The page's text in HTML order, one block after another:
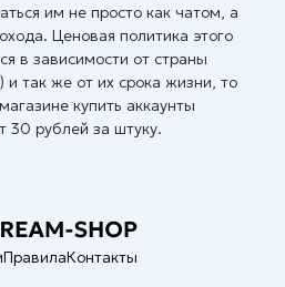
им не просто как чатом, а
Ценовая политика этого
в зависимости от страны
и так же от их срока жизни, то
купить аккаунты
30 рублей за штуку.
ПравилаКонтакты